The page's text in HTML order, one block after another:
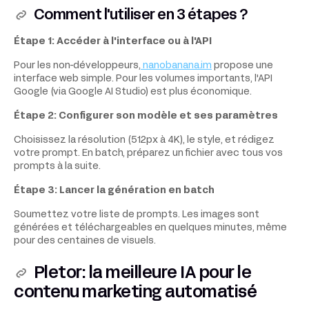
Comment l'utiliser en 3 étapes ?
Étape 1: Accéder à l'interface ou à l'API
Pour les non-développeurs, nanobanana.im propose une
interface web simple. Pour les volumes importants, l'API
Google (via Google AI Studio) est plus économique.
Étape 2: Configurer son modèle et ses paramètres
Choisissez la résolution (512px à 4K), le style, et rédigez
votre prompt. En batch, préparez un fichier avec tous vos
prompts à la suite.
Étape 3: Lancer la génération en batch
Soumettez votre liste de prompts. Les images sont
générées et téléchargeables en quelques minutes, même
pour des centaines de visuels.
Pletor: la meilleure IA pour le
contenu marketing automatisé